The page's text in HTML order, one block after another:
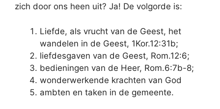
zich door ons heen uit? Ja! De volgorde is:
Liefde, als vrucht van de Geest, het
wandelen in de Geest, 1Kor.12:31b;
liefdesgaven van de Geest, Rom.12:6;
bedieningen van de Heer, Rom.6:7b-8;
wonderwerkende krachten van God
ambten en taken in de gemeente.